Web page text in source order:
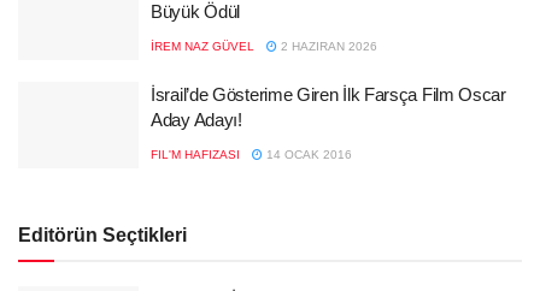
Büyük Ödül
İREM NAZ GÜVEL 2 HAZIRAN 2026
İsrail’de Gösterime Giren İlk Farsça Film Oscar
Aday Adayı!
FIL'M HAFIZASI 14 OCAK 2016
Editörün Seçtikleri